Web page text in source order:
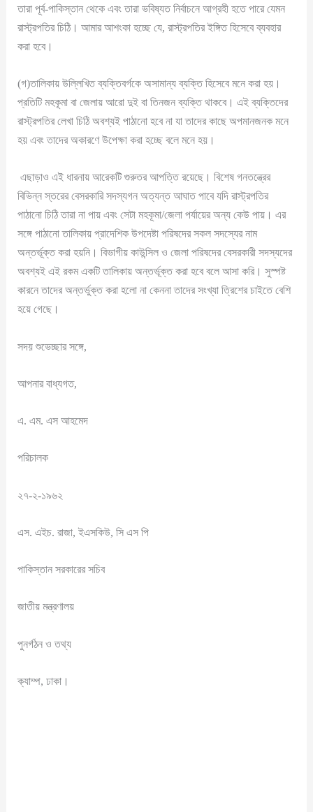
তারা পূর্ব-পাকিস্তান থেকে এবং তারা ভবিষ্যত নির্বাচনে আগ্রহী হতে পারে যেমন
রাস্ট্রপতির চিঠি। আমার আশংকা হচ্ছে যে, রাস্ট্রপতির ইঙ্গিত হিসেবে ব্যবহার
করা হবে।
(গ)তালিকায় উল্লিখিত ব্যক্তিবর্গকে অসামান্য ব্যক্তি হিসেবে মনে করা হয়।
প্রতিটি মহকূমা বা জেলায় আরো দুই বা তিনজন ব্যক্তি থাকবে। এই ব্যক্তিদের
রাস্ট্রপতির লেখা চিঠি অবশ্যই পাঠানো হবে না যা তাদের কাছে অপমানজনক মনে
হয় এবং তাদের অকারণে উপেক্ষা করা হচ্ছে বলে মনে হয়।
এছাড়াও এই ধারনায় আরেকটি গুরুতর আপত্তি রয়েছে। বিশেষ গনতন্ত্রের
বিভিন্ন স্তরের বেসরকারি সদস্যগন অত্যন্ত আঘাত পাবে যদি রাস্ট্রপতির
পাঠানো চিঠি তারা না পায় এবং সেটা মহকূমা/জেলা পর্যায়ের অন্য কেউ পায়। এর
সঙ্গে পাঠানো তালিকায় প্রাদেশিক উপদেষ্টা পরিষদের সকল সদস্যের নাম
অন্তর্ভূক্ত করা হয়নি। বিভাগীয় কাউন্সিল ও জেলা পরিষদের বেসরকারী সদস্যদের
অবশ্যই এই রকম একটি তালিকায় অন্তর্ভূক্ত করা হবে বলে আসা করি। সুস্পষ্ট
কারনে তাদের অন্তর্ভুক্ত করা হলো না কেননা তাদের সংখ্যা ত্রিশের চাইতে বেশি
হয়ে গেছে।
সদয় শুভেচ্ছার সঙ্গে,
আপনার বাধ্যগত,
এ. এম. এস আহমেদ
পরিচালক
২৭-২-১৯৬২
এস. এইচ. রাজা, ইএসকিউ, সি এস পি
পাকিস্তান সরকারের সচিব
জাতীয় মন্ত্রণালয়
পুনর্গঠন ও তথ্য
ক্যাম্প, ঢাকা।